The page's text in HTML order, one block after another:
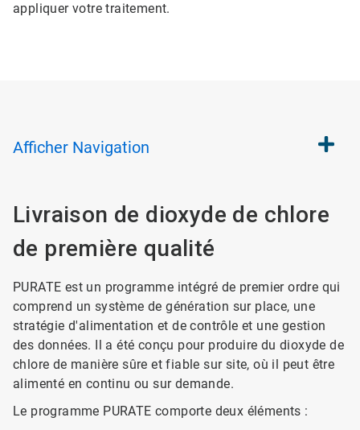
appliquer votre traitement.
Afficher Navigation
Livraison de dioxyde de chlore
de première qualité
PURATE est un programme intégré de premier ordre qui
comprend un système de génération sur place, une
stratégie d'alimentation et de contrôle et une gestion
des données. Il a été conçu pour produire du dioxyde de
chlore de manière sûre et fiable sur site, où il peut être
alimenté en continu ou sur demande.
Le programme PURATE comporte deux éléments :